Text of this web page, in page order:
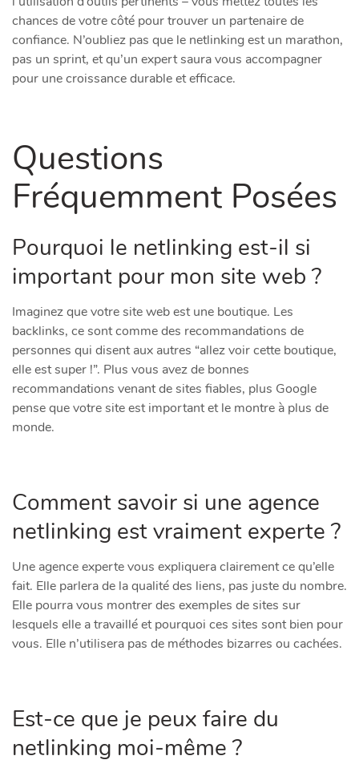
chances de votre côté pour trouver un partenaire de
confiance. N’oubliez pas que le netlinking est un marathon,
pas un sprint, et qu’un expert saura vous accompagner
pour une croissance durable et efficace.
Questions
Fréquemment Posées
Pourquoi le netlinking est-il si
important pour mon site web ?
Imaginez que votre site web est une boutique. Les
backlinks, ce sont comme des recommandations de
personnes qui disent aux autres “allez voir cette boutique,
elle est super !”. Plus vous avez de bonnes
recommandations venant de sites fiables, plus Google
pense que votre site est important et le montre à plus de
monde.
Comment savoir si une agence
netlinking est vraiment experte ?
Une agence experte vous expliquera clairement ce qu’elle
fait. Elle parlera de la qualité des liens, pas juste du nombre.
Elle pourra vous montrer des exemples de sites sur
lesquels elle a travaillé et pourquoi ces sites sont bien pour
vous. Elle n’utilisera pas de méthodes bizarres ou cachées.
Est-ce que je peux faire du
netlinking moi-même ?